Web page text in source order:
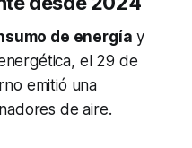
la
de energía y
el 29 de
emitió una
de aire.